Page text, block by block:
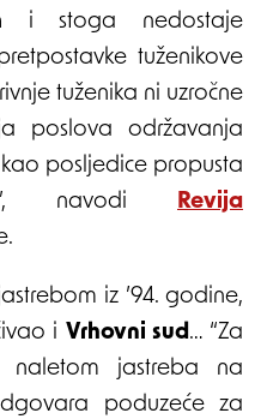
i stoga nedostaje
tuženikove
tuženika ni uzročne
poslova održavanja
posljedice propusta
navodi Revija
iz ’94. godine,
i Vrhovni sud… “Za
naletom jastreba na
poduzeće za